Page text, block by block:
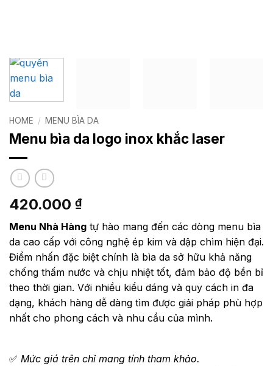
HOME / MENU BÌA DA
Menu bìa da logo inox khắc laser
420.000 ₫
Menu Nhà Hàng tự hào mang đến các dòng menu bìa
da cao cấp với công nghệ ép kim và dập chìm hiện đại.
Điểm nhấn đặc biệt chính là bìa da sở hữu khả năng
chống thấm nước và chịu nhiệt tốt, đảm bảo độ bền bỉ
theo thời gian. Với nhiều kiểu dáng và quy cách in đa
dạng, khách hàng dễ dàng tìm được giải pháp phù hợp
nhất cho phong cách và nhu cầu của mình.
✅ Mức giá trên chỉ mang tính tham khảo.